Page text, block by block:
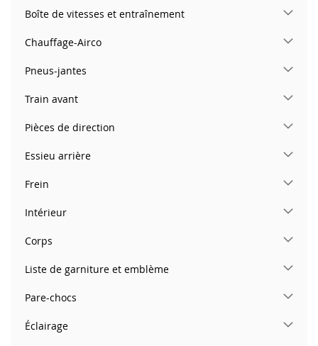
Boîte de vitesses et entraînement
Chauffage-Airco
Pneus-jantes
Train avant
Pièces de direction
Essieu arrière
Frein
Intérieur
Corps
Liste de garniture et emblème
Pare-chocs
Éclairage